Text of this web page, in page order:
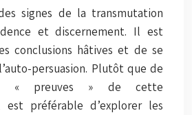
signes de la transmutation
et discernement. Il est
conclusions hâtives et de se
persuasion. Plutôt que de
« preuves » de cette
est préférable d’explorer les